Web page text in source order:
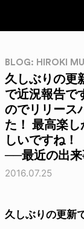
BLOG: HIROKI
久しぶりの更
で近況報告で
のでリリース
た！ 最高楽
しいですね
──最近の出
2016.07.25
久しぶりの更新